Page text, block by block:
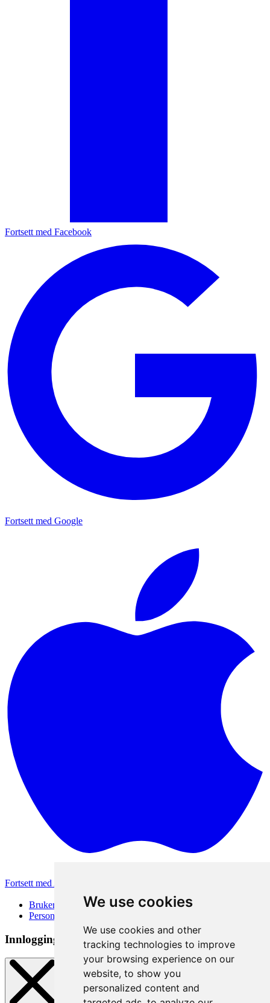
We use cookies
We use cookies and other
tracking technologies to improve
your browsing experience on our
website, to show you
personalized content and
Fortsett med Facebook
Fortsett med Google
Fortsett med Apple
Brukervilkår
Personvernerklæring
Innloggingsmetode